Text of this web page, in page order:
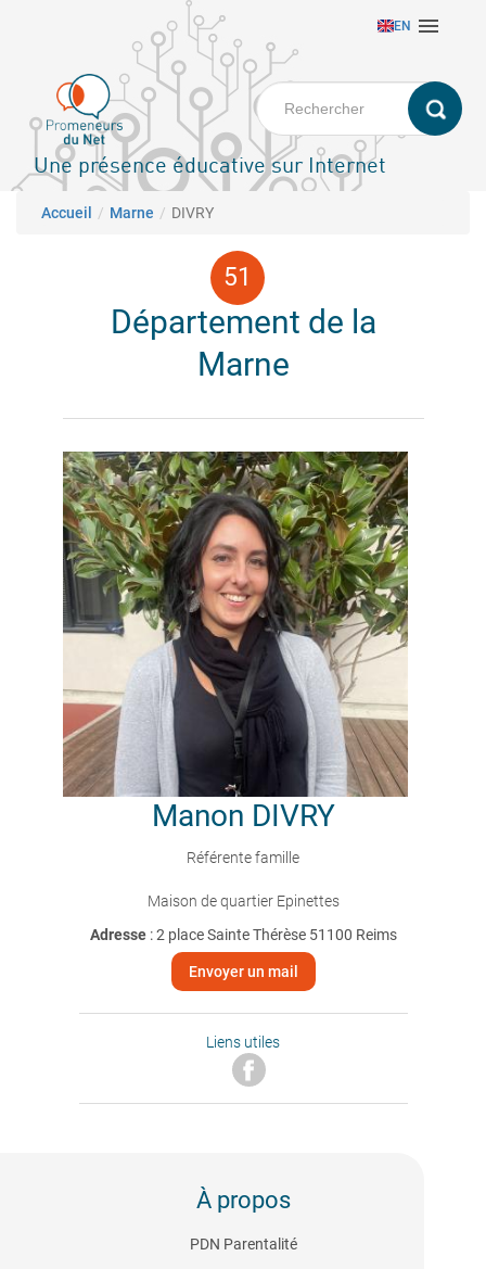
principal
EN 
Une présence éducative sur Internet
Fil d'Ariane
Accueil Marne DIVRY
Département de la
Marne
Manon DIVRY
Référente famille
Maison de quartier Epinettes
Adresse : 2 place Sainte Thérèse 51100 Reims
Envoyer un mail
Liens utiles
À propos
PDN Parentalité